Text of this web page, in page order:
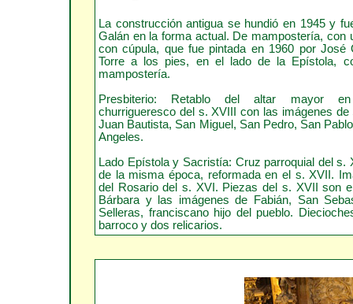
La construcción antigua se hundió en 1945 y
Galán en la forma actual. De mampostería, con
con cúpula, que fue pintada en 1960 por José
Torre a los pies, en el lado de la Epístola,
mampostería.
Presbiterio: Retablo del altar mayor
churrigueresco del s. XVIII con las imágenes de
Juan Bautista, San Miguel, San Pedro, San
Angeles.
Lado Epístola y Sacristía: Cruz parroquial del s.
de la misma época, reformada en el s. XVII.
del Rosario del s. XVI. Piezas del s. XVII son
Bárbara y las imágenes de Fabián, San
Selleras, franciscano hijo del pueblo.
barroco y dos relicarios.